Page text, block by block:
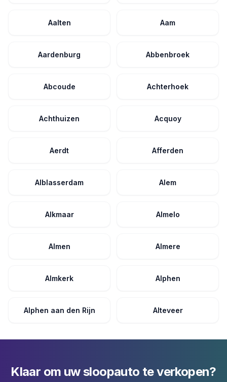
Aalten Aam
Aardenburg Abbenbroek
Abcoude Achterhoek
Achthuizen Acquoy
Aerdt Afferden
Alblasserdam Alem
Alkmaar Almelo
Almen Almere
Almkerk Alphen
Alphen aan den Rijn Alteveer
Klaar om uw sloopauto te verkopen?